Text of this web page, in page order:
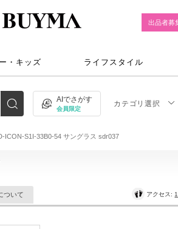
出品者募
・キッズ ライフスタイル
AIでさがす
会員限定
カテゴリ選択
ICON-S1I-33B0-54 サングラス sdr037
ついて アクセス: